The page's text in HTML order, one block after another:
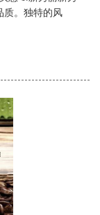
质。独特的风